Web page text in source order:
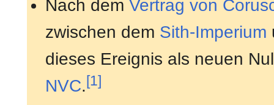
Nach demVertrag von
zwischen dem Sith-Imperium
dieses Ereignis als neuen
NVC.[1]